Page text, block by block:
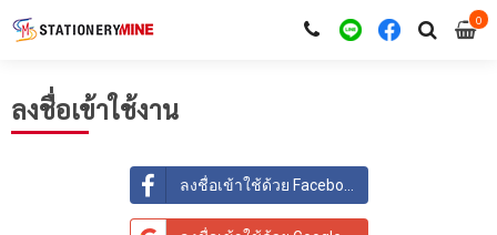
00
ลงชื่อเข้าใช้งาน
ลงชื่อเข้าใช้ด้วย Facebook